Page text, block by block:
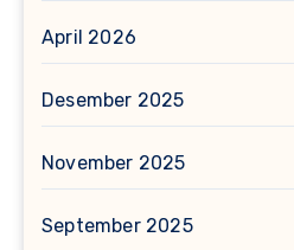
April 2026
Desember 2025
November 2025
September 2025